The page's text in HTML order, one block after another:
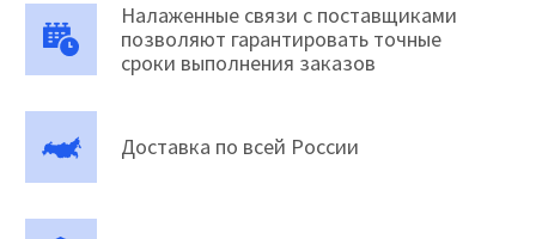
Налаженные связи с поставщиками
позволяют гарантировать точные
сроки выполнения заказов
Доставка по всей России